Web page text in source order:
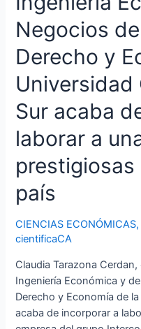
Negocios
Derecho y
Universidad
Sur acaba
laborar a
prestigiosas
país
CIENCIAS ECONÓMICAS,
cientificaCA
Claudia Tarazona
Ingeniería Económica y
Derecho y Economía de
acaba de incorporar a
laborar
a
una
de
las
más
prestigiosas
empresas
del